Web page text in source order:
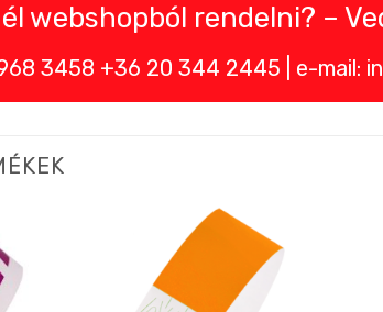
webshopból rendelni? –
3458 +36 20 344 2445 | e-mail: